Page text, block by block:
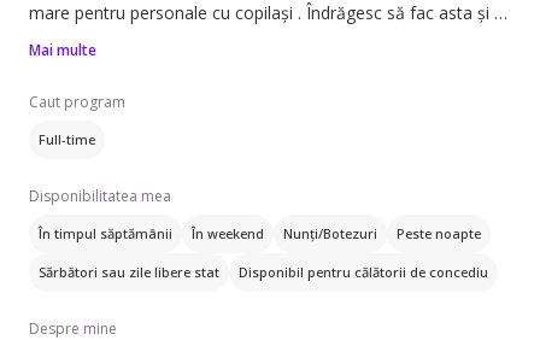
mare pentru personale cu copilași . Îndrăgesc să fac asta și o
fac din suflet apoi bineînțeles și pentru un salariu bun . Țin să
este una de 100% ! Am îngrijit copilași de la case de copii, am
fost într-un grup de voluntariat și mai multe doresc să le
discutăm față în față . Țin să anunț ca mă descurc indicând de
Mai multe
Caut program
Full-time
Disponibilitatea mea
În timpul săptămânii În weekend Nunți/Botezuri Peste noapte
Sărbători sau zile libere stat Disponibil pentru călătorii de concediu
Despre mine